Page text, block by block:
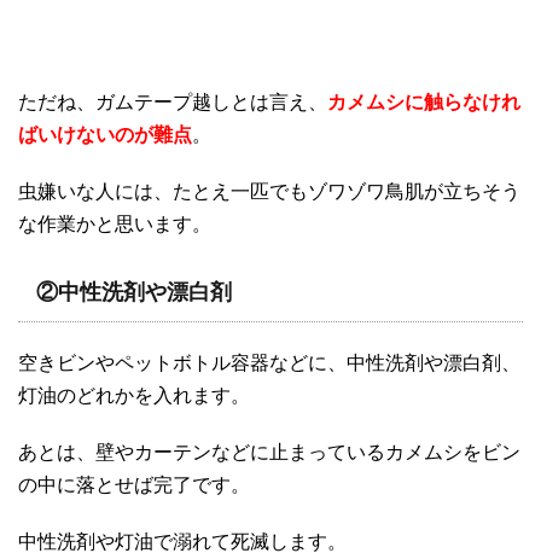
ただね、ガムテープ越しとは言え、
カメムシに触らなけれ
ばいけないのが難点。
虫嫌いな人には、たとえ一匹でもゾワゾワ鳥肌が立ちそう
な作業かと思います。
②中性洗剤や漂白剤
空きビンやペットボトル容器などに、中性洗剤や漂白剤、
灯油のどれかを入れます。
あとは、壁やカーテンなどに止まっているカメムシをビン
の中に落とせば完了です。
中性洗剤や灯油で溺れて死滅します。